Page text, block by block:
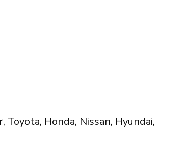
Honda, Nissan, Hyundai,